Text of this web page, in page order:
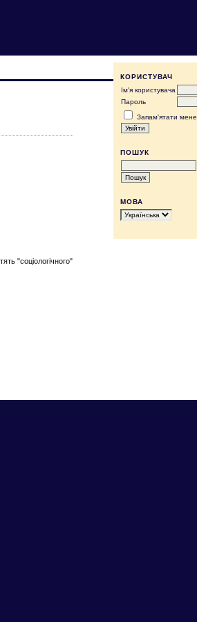
КОРИСТУВАЧ
Ім'я користувача
Пароль
Запам'ятати мене
ПОШУК
МОВА
"соціологічного"